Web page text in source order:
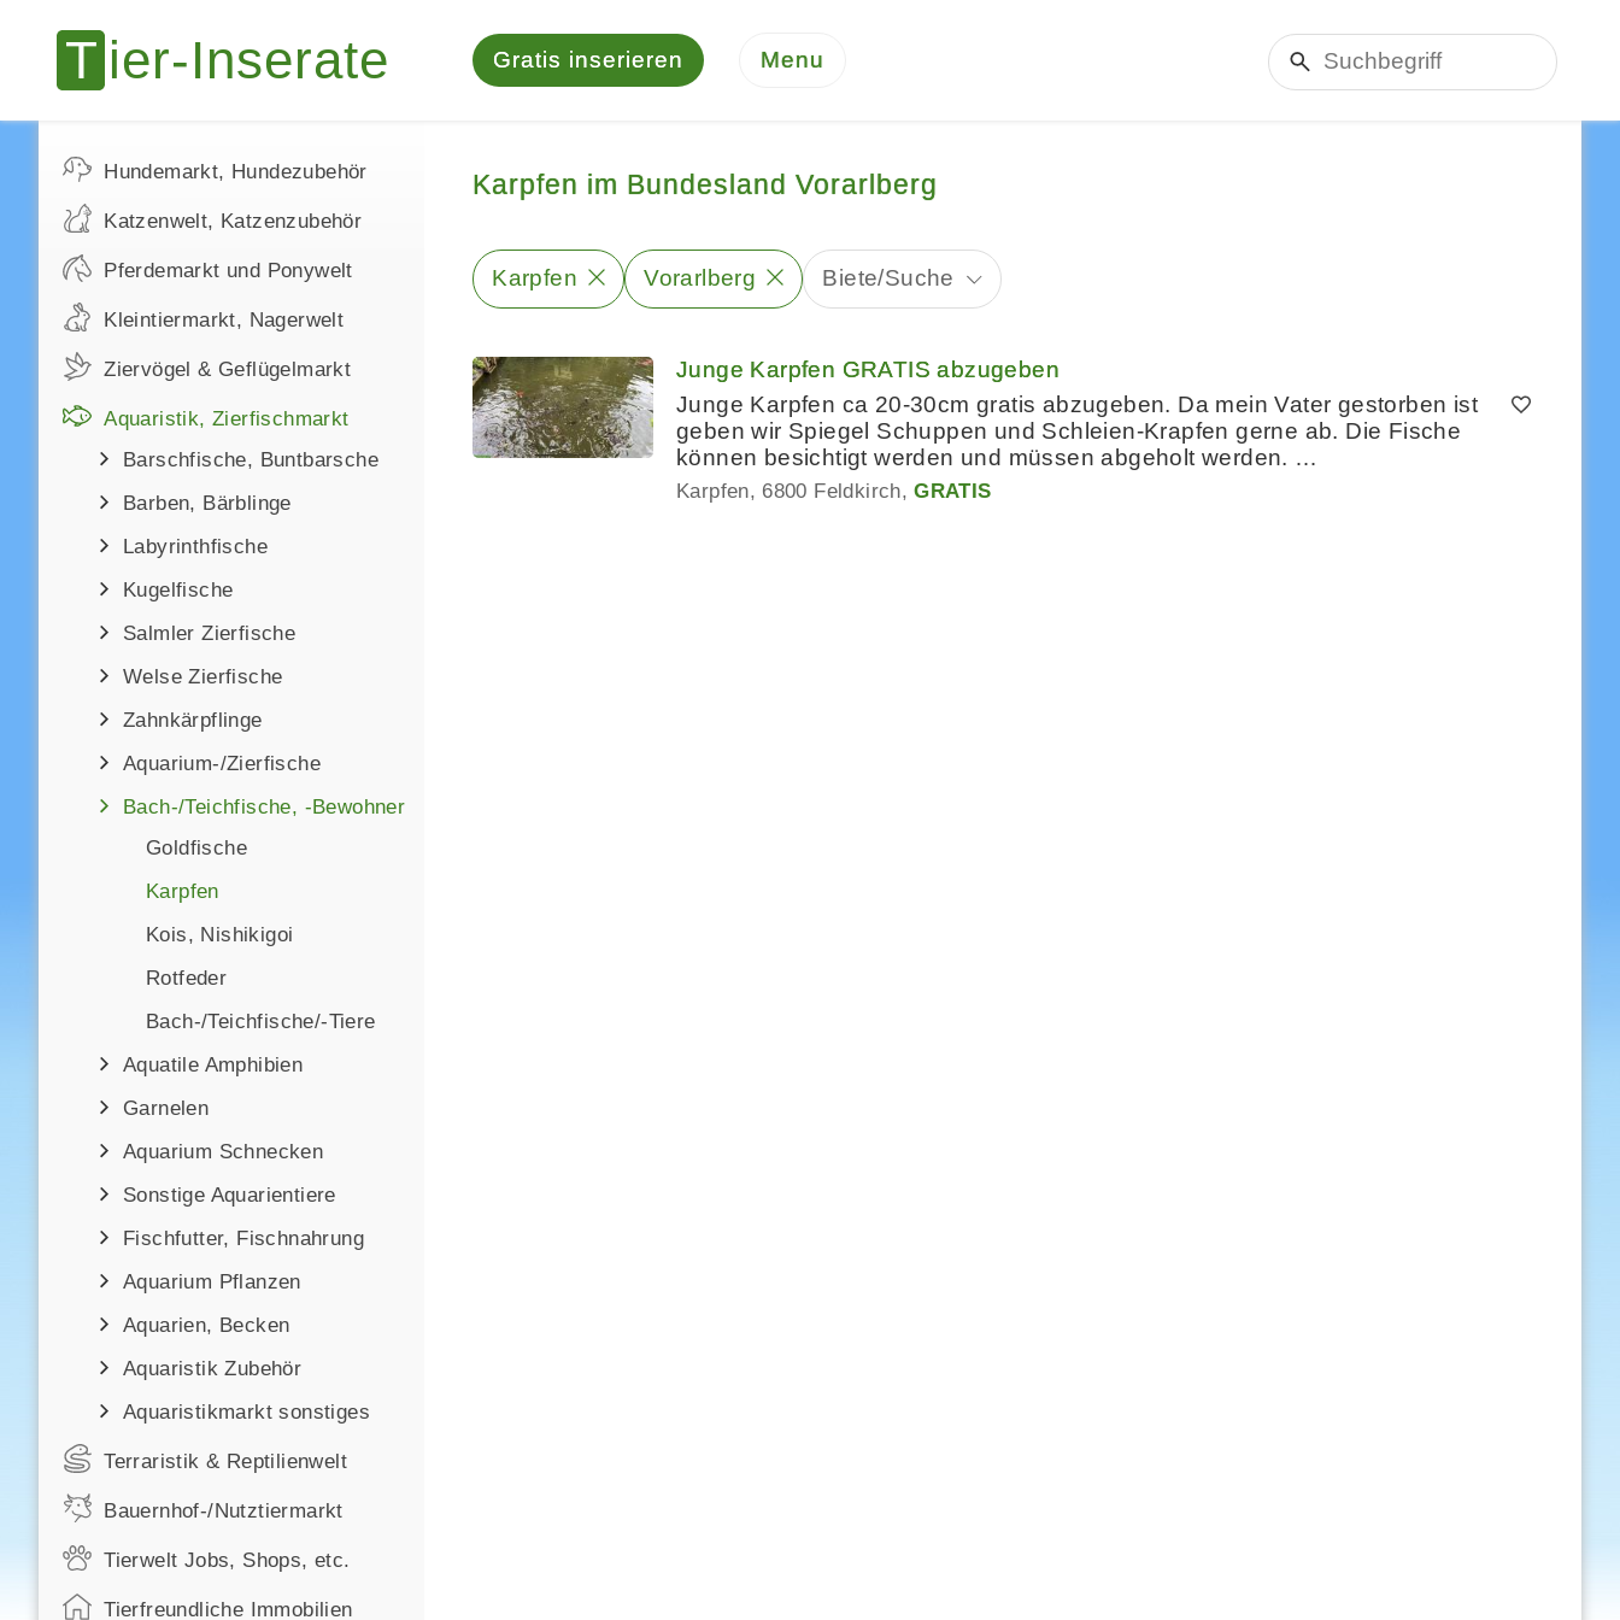
Gratis inserieren Menu
Hundemarkt, Hundezubehör
Katzenwelt, Katzenzubehör
Pferdemarkt und Ponywelt
Kleintiermarkt, Nagerwelt
Ziervögel & Geflügelmarkt
Aquaristik, Zierfischmarkt
Barschfische, Buntbarsche
Barben, Bärblinge
Labyrinthfische
Kugelfische
Salmler Zierfische
Welse Zierfische
Zahnkärpflinge
Aquarium-/Zierfische
Bach-/Teichfische, -Bewohner
Goldfische
Karpfen
Kois, Nishikigoi
Rotfeder
Bach-/Teichfische/-Tiere
Aquatile Amphibien
Garnelen
Aquarium Schnecken
Sonstige Aquarientiere
Fischfutter, Fischnahrung
Aquarium Pflanzen
Aquarien, Becken
Aquaristik Zubehör
Aquaristikmarkt sonstiges
Terraristik & Reptilienwelt
Bauernhof-/Nutztiermarkt
Tierwelt Jobs, Shops, etc.
Tierfreundliche Immobilien
Karpfen im Bundesland Vorarlberg
Karpfen Vorarlberg Biete/Suche
Junge Karpfen GRATIS abzugeben
Junge Karpfen ca 20-30cm gratis abzugeben. Da mein Vater gestorben ist
geben wir Spiegel Schuppen und Schleien-Krapfen gerne ab. Die Fische
können besichtigt werden und müssen abgeholt werden. …
Karpfen 6800 Feldkirch GRATIS